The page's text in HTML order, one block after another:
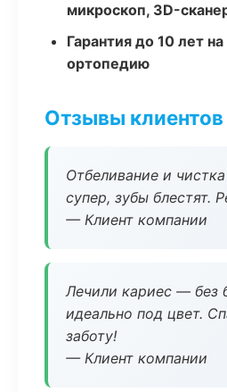
микроскоп, 3D-
Гарантия до 10 лет
ортопедию
Отзывы клиентов
Отбеливание и
супер, зубы блестят.
— Клиент компании
Лечили кариес — без
идеально под цвет.
заботу!
— Клиент компании